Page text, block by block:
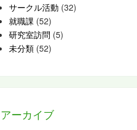
サークル活動 (32)
就職課 (52)
研究室訪問 (5)
未分類 (52)
アーカイブ